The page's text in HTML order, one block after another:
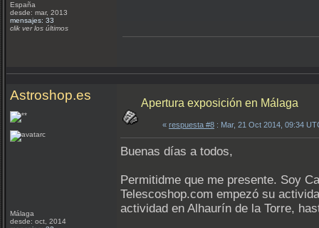
España
desde: mar, 2013
mensajes: 33
clik ver los últimos
Astroshop.es
Málaga
desde: oct, 2014
Apertura exposición en Málaga
« respuesta #8 : Mar, 21 Oct 2014, 09:34
Buenas días a todos,
Permitidme que me presente. Soy
Telescoshop.com empezó su
actividad en Alhaurín de la Torre,